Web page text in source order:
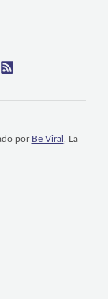
por Be Viral , La